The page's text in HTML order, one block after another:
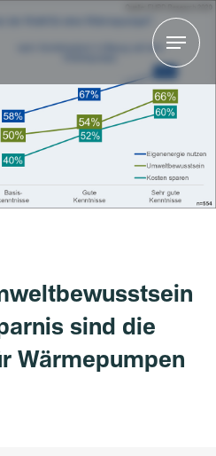
Menu
sind die
Wärmepumpen